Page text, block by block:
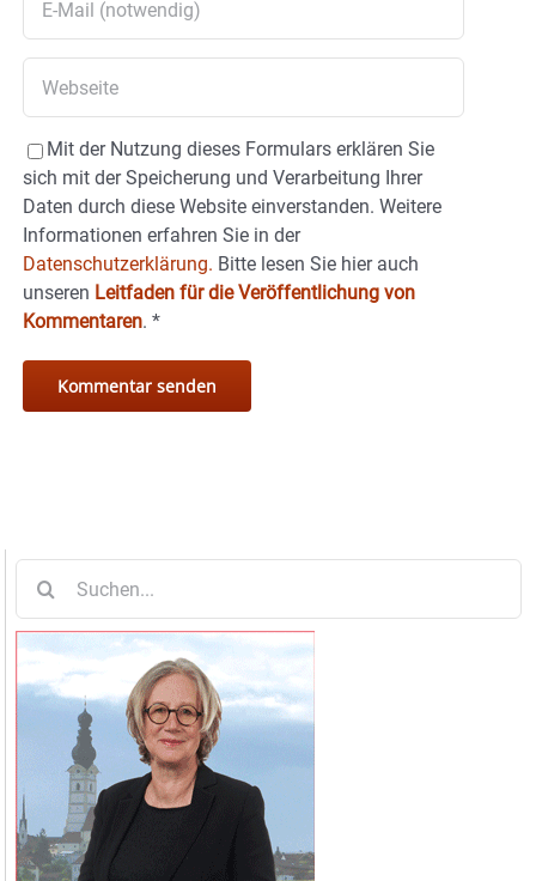
Mit der Nutzung dieses Formulars erklären Sie
sich mit der Speicherung und Verarbeitung Ihrer
Daten durch diese Website einverstanden. Weitere
Informationen erfahren Sie in der
Datenschutzerklärung. Bitte lesen Sie hier auch
unseren Leitfaden für die Veröffentlichung von
Kommentaren. *
nach: